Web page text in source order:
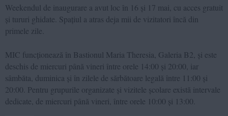
Weekendul de inaugurare a avut loc în 16 și 17 mai, cu acces gratuit
și tururi ghidate. Spațiul a atras deja mii de vizitatori încă din
primele zile.
MIC funcționează în Bastionul Maria Theresia, Galeria B2, și este
deschis de miercuri până vineri între orele 14:00 și 20:00, iar
sâmbăta, duminica și în zilele de sărbătoare legală între 11:00 și
20:00. Pentru grupurile organizate și vizitele școlare există intervale
dedicate, de miercuri până vineri, între orele 10:00 și 13:00.